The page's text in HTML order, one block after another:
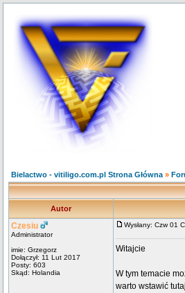
Bielactwo - vitiligo.com.pl Strona Główna »
Autor
Czesiu
Administrator
imie: Grzegorz
Dołączył: 11 Lut 2017
Posty: 603
Skąd: Holandia
Wysłany: Czw 01
Witajcie
W tym temacie
warto wstawić